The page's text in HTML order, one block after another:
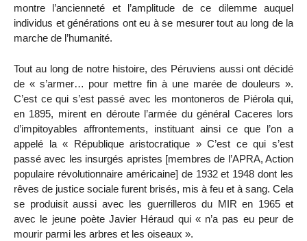
montre l’ancienneté et l’amplitude de ce dilemme auquel
individus et générations ont eu à se mesurer tout au long de la
marche de l’humanité.
Tout au long de notre histoire, des Péruviens aussi ont décidé
de « s’armer… pour mettre fin à une marée de douleurs ».
C’est ce qui s’est passé avec les montoneros de Piérola qui,
en 1895, mirent en déroute l’armée du général Caceres lors
d’impitoyables affrontements, instituant ainsi ce que l’on a
appelé la « République aristocratique » C’est ce qui s’est
passé avec les insurgés apristes [membres de l’APRA, Action
populaire révolutionnaire américaine] de 1932 et 1948 dont les
rêves de justice sociale furent brisés, mis à feu et à sang. Cela
se produisit aussi avec les guerrilleros du MIR en 1965 et
avec le jeune poète Javier Héraud qui « n’a pas eu peur de
mourir parmi les arbres et les oiseaux ».